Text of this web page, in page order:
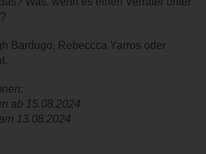
Bardugo, Rebeccca Yarros oder
ab 15.08.2024
13.08.2024